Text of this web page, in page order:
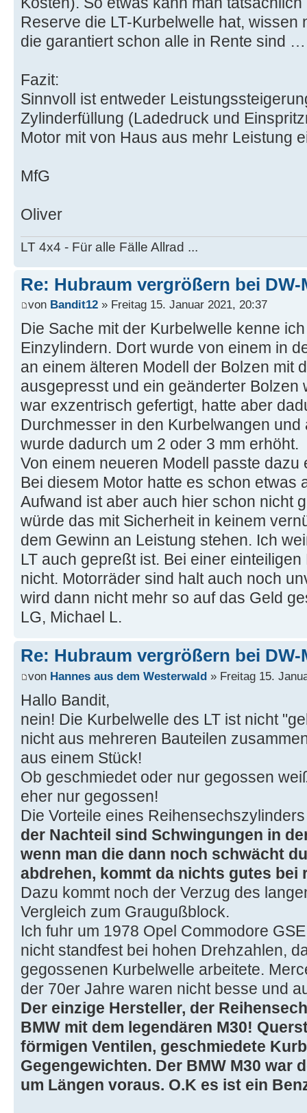
Reserve die LT-Kurbelwelle hat, wissen
die garantiert schon alle in Rente sind …
Fazit:
Sinnvoll ist entweder
Zylinderfüllung (Ladedruck und
Motor mit von Haus aus mehr Leistung
MfG
Oliver
LT 4x4 - Für alle Fälle Allrad ...
Re: Hubraum vergrößern bei
von Bandit12 » Freitag 15. Januar 2021, 20:37
Die Sache mit der Kurbelwelle kenne
Einzylindern. Dort wurde von einem in
an einem älteren Modell der Bolzen mit
ausgepresst und ein geänderter Bolzen
war exzentrisch gefertigt, hatte aber
Durchmesser in den Kurbelwangen
wurde dadurch um 2 oder 3 mm erhöht.
Von einem neueren Modell passte
Bei diesem Motor hatte es schon etwas
Aufwand ist aber auch hier schon nicht
würde das mit Sicherheit in keinem
dem Gewinn an Leistung stehen. Ich
LT auch gepreßt ist. Bei einer
nicht. Motorräder sind halt auch noch
wird dann nicht mehr so auf das Geld
LG, Michael L.
Re: Hubraum vergrößern bei
von Hannes aus dem Westerwald » Freitag 15.
Hallo Bandit,
nein! Die Kurbelwelle des LT ist nicht
nicht aus mehreren Bauteilen
aus einem Stück!
Ob geschmiedet oder nur gegossen
eher nur gegossen!
Die Vorteile eines
der Nachteil sind Schwingungen in
wenn man die dann noch schwächt
abdrehen, kommt da nichts gutes bei
Dazu kommt noch der Verzug des
Vergleich zum Graugußblock.
Ich fuhr um 1978 Opel Commodore
nicht standfest bei hohen Drehzahlen,
gegossenen Kurbelwelle arbeitete.
der 70er Jahre waren nicht besse und
Der einzige Hersteller, der
BMW mit dem legendären M30!
förmigen Ventilen, geschmiedete
Gegengewichten. Der BMW M30 war
um Längen voraus. O.K es ist ein